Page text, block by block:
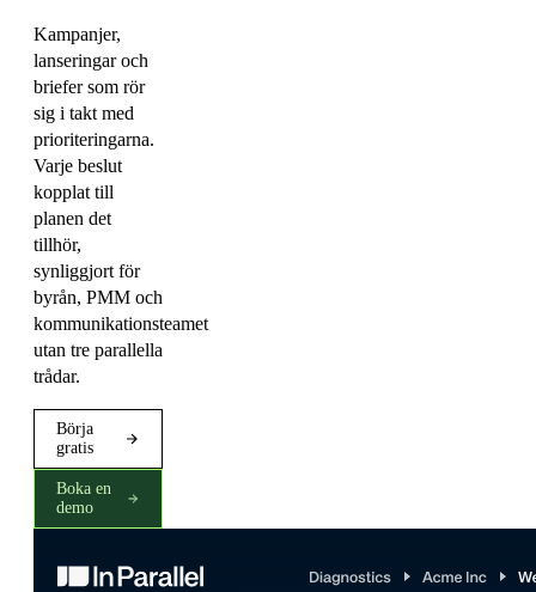
Kampanjer,
lanseringar och
briefer som rör
sig i takt med
prioriteringarna.
Varje beslut
kopplat till
planen det
tillhör,
synliggjort för
byrån, PMM och
kommunikationsteamet
utan tre parallella
trådar.
Börja
gratis
Boka en
demo